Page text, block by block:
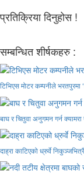
प्रतिक्रिया दिनुहोस !
सम्बन्धित शीर्षकहरु :
टिभिएस मोटर कम्पनीले भरतपुरमा
बाघ र चितुवा अनुगमन गर्न
दाह्रा काटिएको ध्रुर्वे